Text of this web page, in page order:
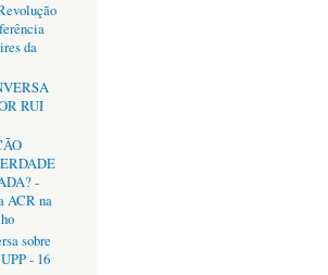
da
RUI
-
ACR na
sobre
- 16